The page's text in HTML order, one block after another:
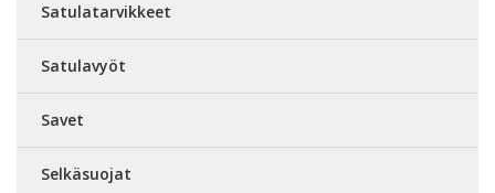
Satulatarvikkeet
Satulavyöt
Savet
Selkäsuojat